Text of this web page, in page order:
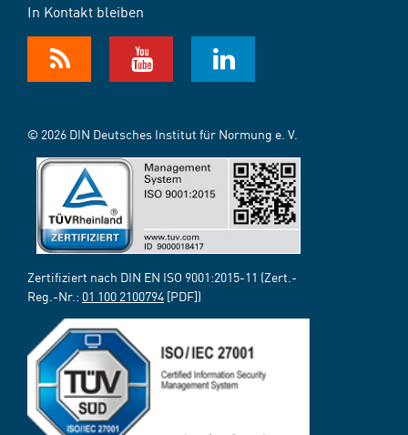
In Kontakt bleiben
© 2026 DIN Deutsches Institut für Normung e. V.
Zertifiziert nach DIN EN ISO 9001:2015-11 (Zert.-
Reg.-Nr.: 01 100 2100794 [PDF])